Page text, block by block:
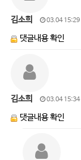
김소희 03.04 15:29
댓글내용 확인
김소희 03.04 15:34
댓글내용 확인